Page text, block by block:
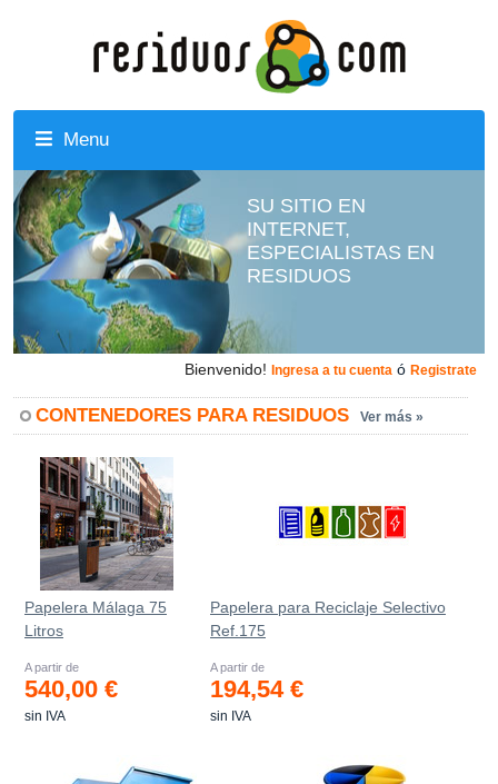
Menu
SU SITIO EN
INTERNET,
ESPECIALISTAS EN
RESIDUOS
Bienvenido! Ingresa a tu cuenta ó Registrate
CONTENEDORES PARA RESIDUOS Ver más »
Papelera Málaga 75
Litros
A partir de
540,00 €
sin IVA
Papelera para Reciclaje Selectivo
Ref.175
A partir de
194,54 €
sin IVA